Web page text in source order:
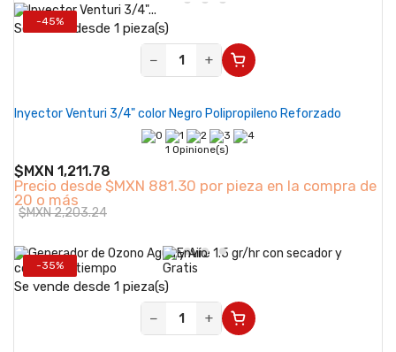
-45%
Se vende desde 1 pieza(s)
−
+
Inyector Venturi 3/4" color Negro Polipropileno Reforzado
1 Opinione(s)
$MXN 1,211.78
Precio desde $MXN 881.30 por pieza en la compra de
20 o más
$MXN 2,203.24
-35%
Se vende desde 1 pieza(s)
−
+